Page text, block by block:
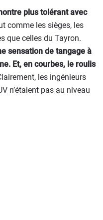
plus tolérant avec
comme les sièges, les
que celles du Tayron.
sensation de tangage à
Et, en courbes, le roulis
les ingénieurs
n’étaient pas au niveau